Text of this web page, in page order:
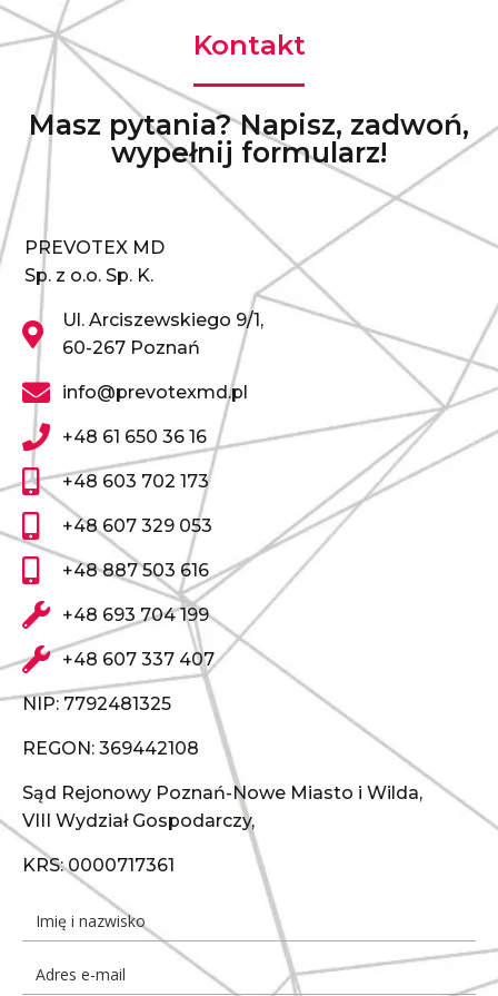
Kontakt
Masz pytania? Napisz, zadwoń,
wypełnij formularz!
PREVOTEX MD
Sp. z o.o. Sp. K.
Ul. Arciszewskiego 9/1,
60-267 Poznań
info@prevotexmd.pl
+48 61 650 36 16
+48 603 702 173
+48 607 329 053
+48 887 503 616
+48 693 704 199
+48 607 337 407
NIP: 7792481325
REGON: 369442108
Sąd Rejonowy Poznań-Nowe Miasto i Wilda,
VIII Wydział Gospodarczy,
KRS: 0000717361